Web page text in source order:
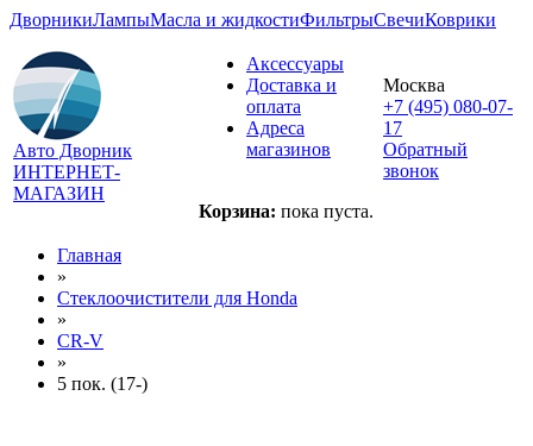
ДворникиЛампыМасла и жидкостиФильтрыСвечиКоврики
Авто Дворник
ИНТЕРНЕТ-
МАГАЗИН
Аксессуары
Доставка и
оплата
Адреса
магазинов
Корзина: пока пуста.
Москва
+7 (495) 080-07-
17
Обратный
звонок
Главная
»
Стеклоочистители для Honda
»
CR-V
»
5 пок. (17-)